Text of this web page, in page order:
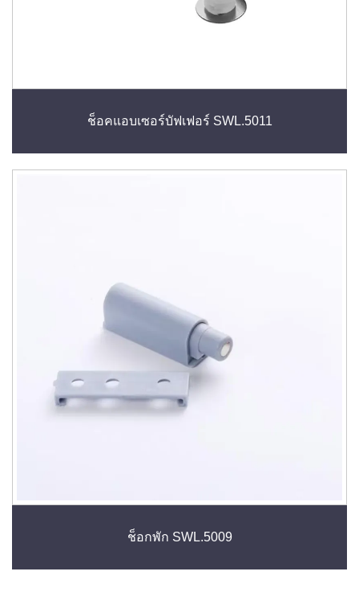
ช็อคแอบเซอร์บัฟเฟอร์ SWL.5011
ช็อกพัก SWL.5009